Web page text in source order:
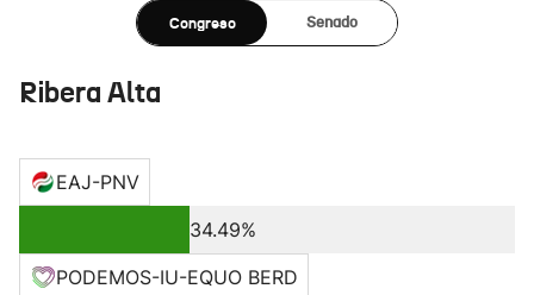
Congreso Senado
Ribera Alta
EAJ-PNV
34.49%
PODEMOS-IU-EQUO BERD